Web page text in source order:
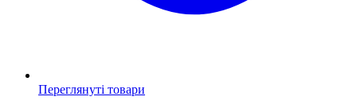
Переглянуті товари